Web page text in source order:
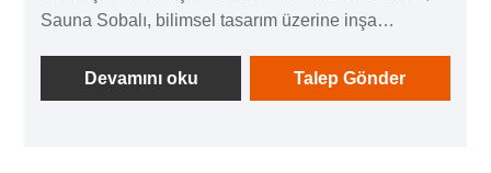
Sauna Sobalı, bilimsel tasarım üzerine inşa
edilmektedir. Su geçirmezlik ve korozyon önleme
gibi pratik özellikleri, şeffaf ve parlak cam yapısını ve
Devamını oku Talep Gönder